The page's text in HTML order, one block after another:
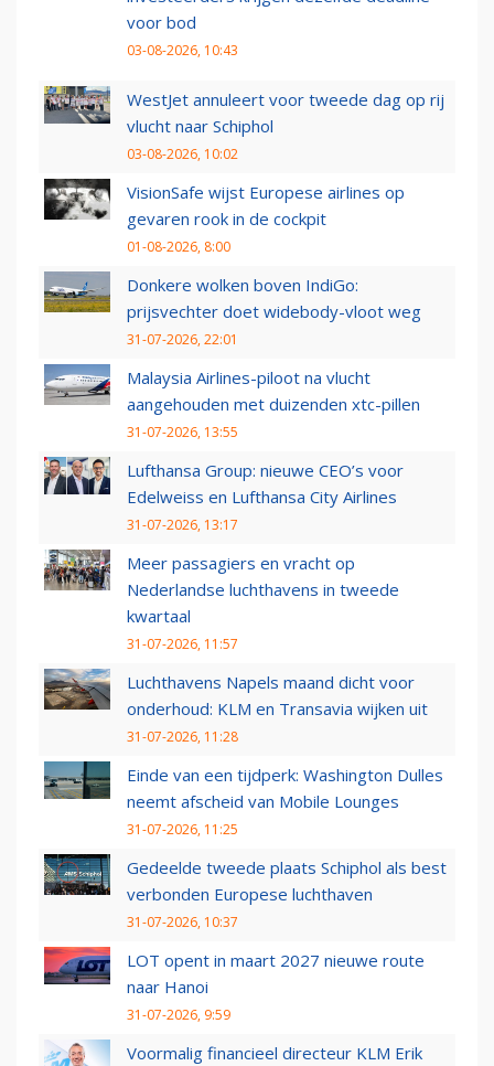
voor bod
03-08-2026, 10:43
WestJet annuleert voor tweede dag op rij
vlucht naar Schiphol
03-08-2026, 10:02
VisionSafe wijst Europese airlines op
gevaren rook in de cockpit
01-08-2026, 8:00
Donkere wolken boven IndiGo:
prijsvechter doet widebody-vloot weg
31-07-2026, 22:01
Malaysia Airlines-piloot na vlucht
aangehouden met duizenden xtc-pillen
31-07-2026, 13:55
Lufthansa Group: nieuwe CEO’s voor
Edelweiss en Lufthansa City Airlines
31-07-2026, 13:17
Meer passagiers en vracht op
Nederlandse luchthavens in tweede
kwartaal
31-07-2026, 11:57
Luchthavens Napels maand dicht voor
onderhoud: KLM en Transavia wijken uit
31-07-2026, 11:28
Einde van een tijdperk: Washington Dulles
neemt afscheid van Mobile Lounges
31-07-2026, 11:25
Gedeelde tweede plaats Schiphol als best
verbonden Europese luchthaven
31-07-2026, 10:37
LOT opent in maart 2027 nieuwe route
naar Hanoi
31-07-2026, 9:59
Voormalig financieel directeur KLM Erik